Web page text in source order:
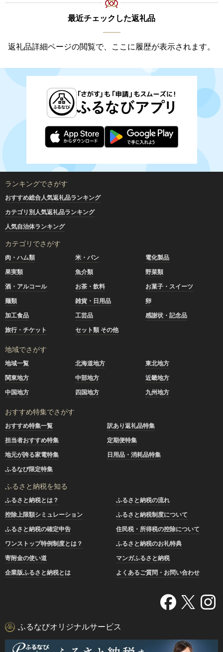
最近チェックした返礼品
返礼品詳細ページの閲覧で、ここに履歴が表示されます。
ランキングでさがす
おすすめ総合人気返礼品ランキング
カテゴリ別人気返礼品ランキング
人気自治体ランキング
カテゴリでさがす
肉・ハム類 米・パン
電化製品
果実類
魚介類
野菜類
酒・アルコール
お茶・飲料
お菓子・スイーツ
麺類
雑貨・日用品
卵
加工食品
工芸品
感謝状・記念品
旅行・チケット
セット類 その他
地域でさがす
地域一覧 北海道地方
東北地方
関東地方
中部地方
近畿地方
中国地方
四国地方 九州地方
おすすめ特集でさがす
おすすめ特集一覧
訳あり返礼品特集
担当者おすすめ特集
定期便特集
地元が誇る家電特集
日用品・消耗品特集
ふるなび限定特集
ふるさと納税を知る
ふるさと納税とは？
ふるさと納税の流れ
控除上限額シミュレーション
ふるさと納税制度について
ふるさと納税の確定申告
住民税・所得税の控除について
ワンストップ特例制度とは？
ふるさと納税のお礼特典
寄附金の使い道
マンガふるさと納税
企業版ふるさと納税とは
よくあるご質問・お問い合わせ
ふるなびオリジナルサービス